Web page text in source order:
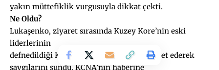
yakın müttefiklik vurgusuyla dikkat çekti.
Ne Oldu?
Lukaşenko, ziyaret sırasında Kuzey Kore’nin eski
liderlerinin
defnedildiği Kumsusan Mausoleum’u ziyaret ederek
saygılarını sundu. KCNA’nın haberine